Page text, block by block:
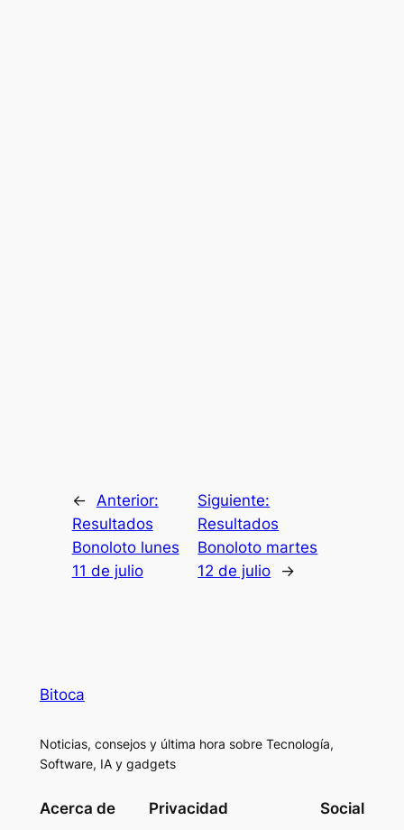
← Anterior:
Resultados
Bonoloto lunes
11 de julio
Siguiente:
Resultados
Bonoloto martes
12 de julio
→
Bitoca
Noticias, consejos y última hora sobre Tecnología,
Software, IA y gadgets
Acerca de Privacidad Social